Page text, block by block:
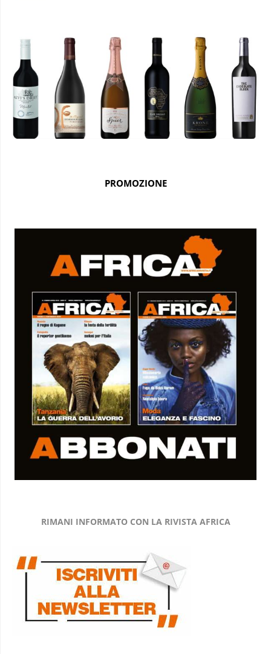
PROMOZIONE
RIMANI INFORMATO CON LA RIVISTA AFRICA